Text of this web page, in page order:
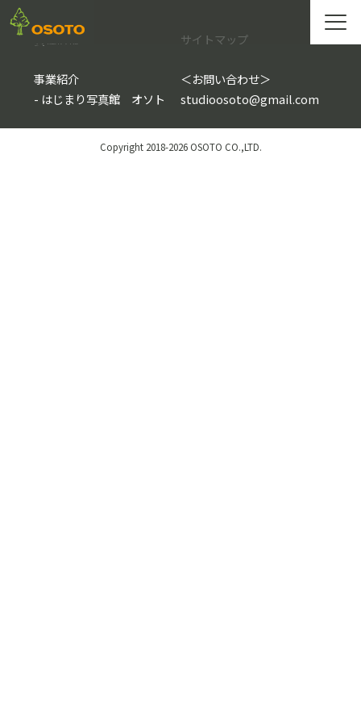
会社情報 サイトマップ
事業紹介
- はじまり写真館 オソト
＜お問い合わせ＞
studioosoto@gmail.com
Copyright 2018-2026 OSOTO CO.,LTD.